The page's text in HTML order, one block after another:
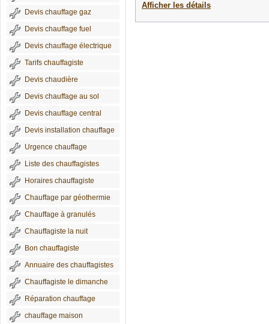
Devis chauffage gaz
Devis chauffage fuel
Devis chauffage électrique
Tarifs chauffagiste
Devis chaudière
Devis chauffage au sol
Devis chauffage central
Devis installation chauffage
Urgence chauffage
Liste des chauffagistes
Horaires chauffagiste
Chauffage par géothermie
Chauffage à granulés
Chauffagiste la nuit
Bon chauffagiste
Annuaire des chauffagistes
Chauffagiste le dimanche
Réparation chauffage
chauffage maison
Afficher les détails